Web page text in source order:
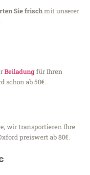
Sie frischmit unserer
Beiladungfür Ihren
schon ab 50€.
wir transportieren Ihre
preiswert ab 80€.